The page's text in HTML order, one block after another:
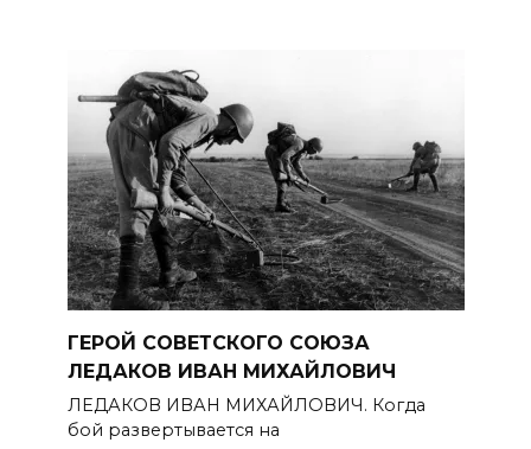
ГЕРОЙ СОВЕТСКОГО СОЮЗА
ЛЕДАКОВ ИВАН МИХАЙЛОВИЧ
ЛЕДАКОВ ИВАН МИХАЙЛОВИЧ. Когда
бой развертывается на